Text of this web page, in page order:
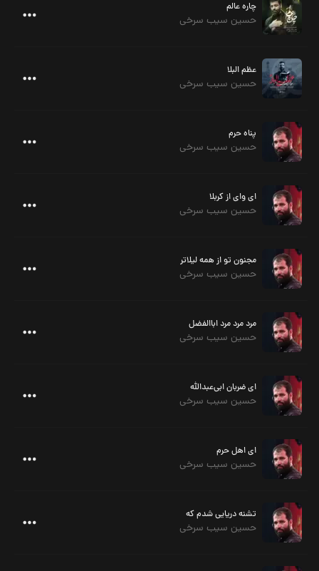
چاره عالم
حسین سیب سرخی
عظم البلا
حسین سیب سرخی
پناه حرم
حسین سیب سرخی
ای وای از کربلا
حسین سیب سرخی
مجنون تو از همه لیلاتر
حسین سیب سرخی
مرد مرد مرد اباالفضل
حسین سیب سرخی
ای ضربان ابی‌عبدالله
حسین سیب سرخی
ای اهل حرم
حسین سیب سرخی
تشنه دریایی شدم که
حسین سیب سرخی